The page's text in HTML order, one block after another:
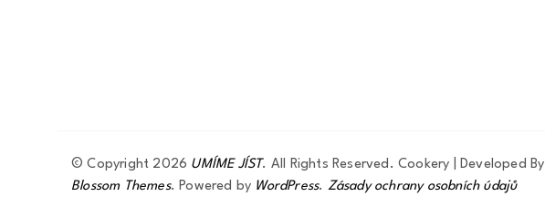
© Copyright 2026 UMÍME JÍST. All Rights Reserved.Cookery | Developed By
Blossom Themes. Powered by WordPress. Zásady ochrany osobních údajů